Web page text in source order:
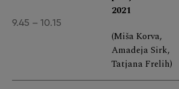
9.45 – 10.15
2021
(Miša Korva,
Amadeja Sirk,
Tatjana Frelih)